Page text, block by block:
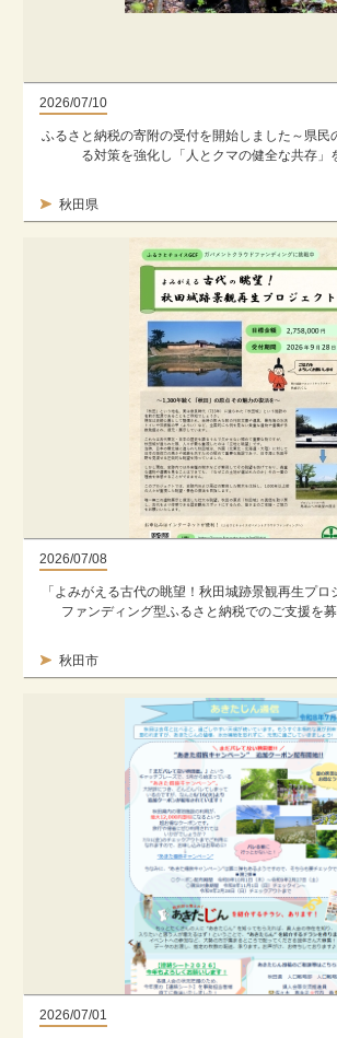
2026/07/10
秋田県
ふるさと納税の寄附の受付を開始しました～県民
る対策を強化し「人とクマの健全な共存」
2026/07/08
秋田市
「よみがえる古代の眺望！秋田城跡景観再生プロ
ファンディング型ふるさと納税でのご支援を
2026/07/01